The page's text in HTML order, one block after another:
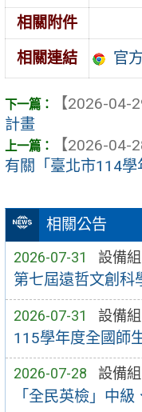
相關公告
2026-07-31 設備組
第七屆遠哲文創科
2026-07-31 設備組
115學年度全國師
2026-07-28 設備組
「全民英檢」中
相關附件
相關連結
官
【2026-04-
計畫
【2026-04-
有關「臺北市114學